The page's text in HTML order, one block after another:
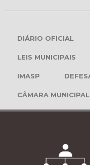
DIÁRIO OFICIAL
LEIS MUNICIPAIS
IMASP
CÂMARA MUNICIPAL